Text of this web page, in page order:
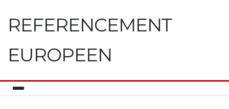
REFERENCEMENT
EUROPEEN